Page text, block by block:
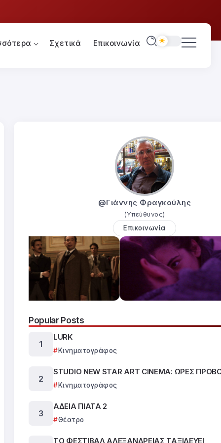
Σχετικά Επικοινωνία
@Γιάννης Φραγκούλης
(Υπεύθυνος)
Επικοινωνία
Popular Posts
LURK
Κινηματογράφος
STUDIO NEW STAR ART CINEMA: ΩΡΕΣ
Κινηματογράφος
ΑΔΕΙΑ ΠΙΑΤΑ 2
Θέατρο
ΤΟ ΦΕΣΤΙΒΑΛ ΑΛΕΞΑΝΔΡΕΙΑΣ ΤΑΞΙΔΕΥΕΙ